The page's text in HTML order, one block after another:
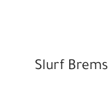
Slurf